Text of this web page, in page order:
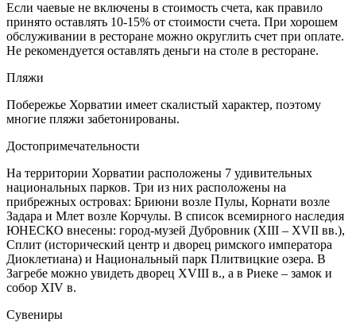
Если чаевые не включены в стоимость счета, как правило
принято оставлять 10-15% от стоимости счета. При хорошем
обслуживании в ресторане можно округлить счет при оплате.
Не рекомендуется оставлять деньги на столе в ресторане.
Пляжи
Побережье Хорватии имеет скалистый характер, поэтому
многие пляжи забетонированы.
Достопримечательности
На территории Хорватии расположены 7 удивительных
национальных парков. Три из них расположены на
прибрежных островах: Бриюни возле Пулы, Корнати возле
Задара и Млет возле Корчулы. В список всемирного наследия
ЮНЕСКО внесены: город-музей Дубровник (XIII – XVII вв.),
Сплит (исторический центр и дворец римского императора
Диоклетиана) и Национальный парк Плитвицкие озера. В
Загребе можно увидеть дворец XVIII в., а в Риеке – замок и
собор XIV в.
Сувениры